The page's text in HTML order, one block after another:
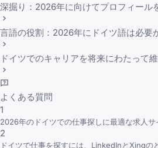
深掘り：2026年に向けてプロフィール
言語の役割：2026年にドイツ語は必要
ドイツでのキャリアを将来にわたって
よくある質問
1
2026年のドイツでの仕事探しに最適な求人サ
2
ドイツで仕事を探すには、LinkedInとXingの